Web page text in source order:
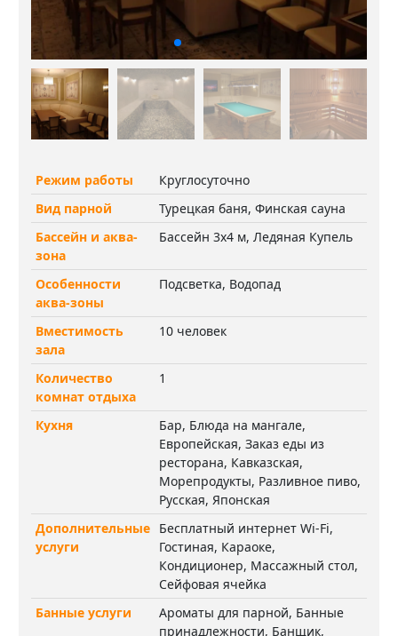
Режим работы
Круглосуточно
Вид парной
Турецкая баня, Финская сауна
Бассейн и аква-
зона
Бассейн 3х4 м, Ледяная Купель
Особенности
аква-зоны
Подсветка, Водопад
Вместимость
зала
10 человек
Количество
комнат отдыха
1
Кухня
Бар, Блюда на мангале,
Европейская, Заказ еды из
ресторана, Кавказская,
Морепродукты, Разливное пиво,
Русская, Японская
Дополнительные
услуги
Бесплатный интернет Wi-Fi,
Гостиная, Караоке,
Кондиционер, Массажный стол,
Сейфовая ячейка
Банные услуги
Ароматы для парной, Банные
принадлежности, Банщик,